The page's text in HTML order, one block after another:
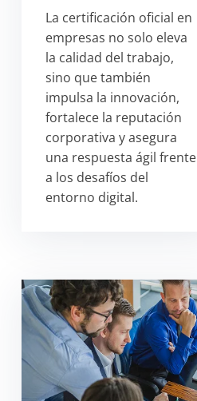
La certificación oficial en
empresas no solo eleva
la calidad del trabajo,
sino que también
impulsa la innovación,
fortalece la reputación
corporativa y asegura
una respuesta ágil frente
a los desafíos del
entorno digital.